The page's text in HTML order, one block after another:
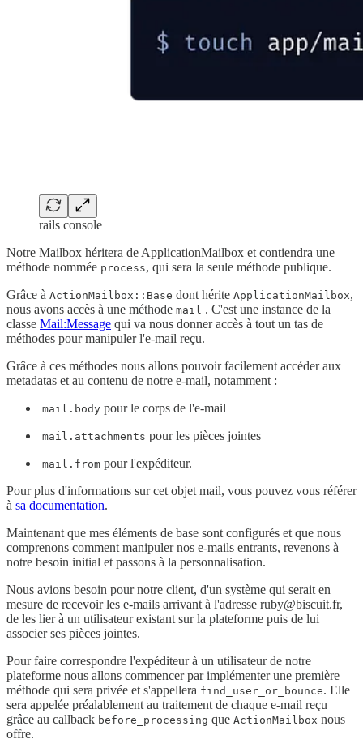
rails console
Notre Mailbox héritera de ApplicationMailbox et contiendra une
méthode nommée process, qui sera la seule méthode publique.
Grâce à ActionMailbox::Base dont hérite ApplicationMailbox,
nous avons accès à une méthode mail . C'est une instance de la
classe Mail:Message qui va nous donner accès à tout un tas de
méthodes pour manipuler l'e-mail reçu.
Grâce à ces méthodes nous allons pouvoir facilement accéder aux
metadatas et au contenu de notre e-mail, notamment :
mail.body pour le corps de l'e-mail
mail.attachments pour les pièces jointes
mail.from pour l'expéditeur.
Pour plus d'informations sur cet objet mail, vous pouvez vous référer
à sa documentation.
Maintenant que mes éléments de base sont configurés et que nous
comprenons comment manipuler nos e-mails entrants, revenons à
notre besoin initial et passons à la personnalisation.
Nous avions besoin pour notre client, d'un système qui serait en
mesure de recevoir les e-mails arrivant à l'adresse ruby@biscuit.fr,
de les lier à un utilisateur existant sur la plateforme puis de lui
associer ses pièces jointes.
Pour faire correspondre l'expéditeur à un utilisateur de notre
plateforme nous allons commencer par implémenter une première
méthode qui sera privée et s'appellera find_user_or_bounce. Elle
sera appelée préalablement au traitement de chaque e-mail reçu
grâce au callback before_processing que ActionMailbox nous
offre.